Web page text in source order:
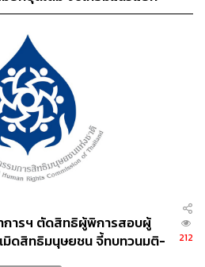
ารฯ ตัดสิทธิผู้พิการสอบผู้
มิดสิทธิมนุษยชน จี้ทบทวนมติ-
212